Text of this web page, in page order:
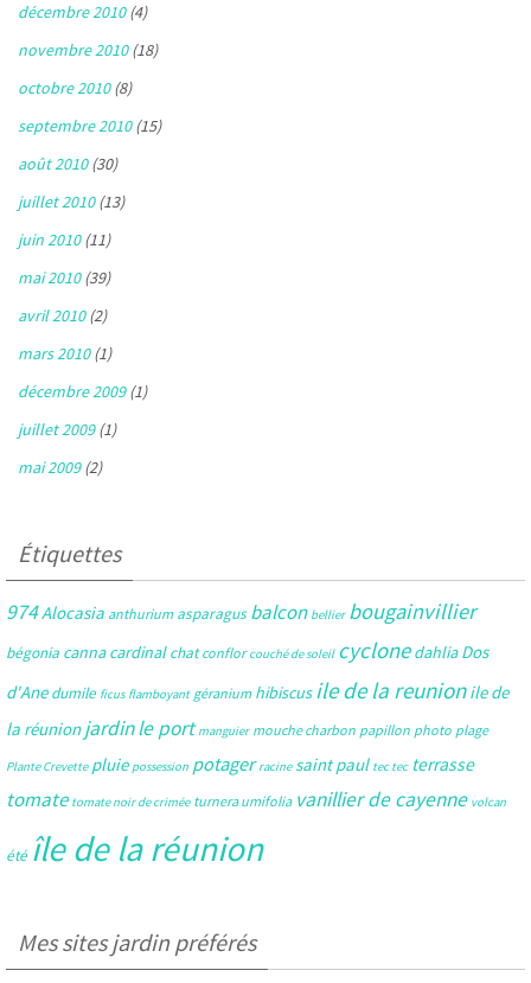
décembre 2010(4)
novembre 2010(18)
octobre 2010(8)
septembre 2010(15)
août 2010(30)
juillet 2010(13)
juin 2010(11)
mai 2010(39)
avril 2010(2)
mars 2010(1)
décembre 2009(1)
juillet 2009(1)
mai 2009(2)
Étiquettes
974Alocasia anthurium asparagus balcon bellier bougainvillier
bégonia canna cardinal chat conflor couché de soleil cyclone dahlia Dos
d'Ane dumile ficus flamboyant géranium hibiscus ile de la reunion ile de
la réunion jardinle port manguier mouche charbon papillon photo plage
Plante Crevette pluie possession potager racine saint paul tec tec terrasse
tomate tomate noir de crimée turnera umifolia vanillier de cayenne volcan
été île de la réunion
Mes sites jardin préférés